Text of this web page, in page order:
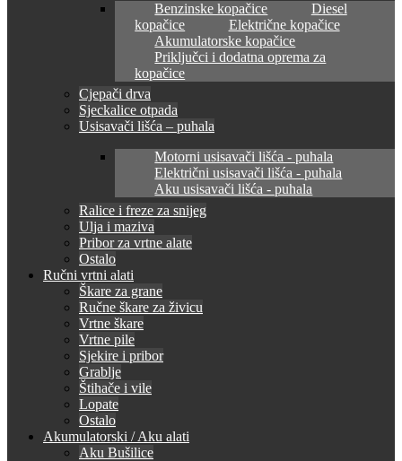
Benzinske kopačice
Diesel
kopačice
Električne kopačice
Akumulatorske kopačice
Priključci i dodatna oprema za
kopačice
Cjepači drva
Sjeckalice otpada
Usisavači lišća – puhala
Motorni usisavači lišća - puhala
Električni usisavači lišća - puhala
Aku usisavači lišća - puhala
Ralice i freze za snijeg
Ulja i maziva
Pribor za vrtne alate
Ostalo
Ručni vrtni alati
Škare za grane
Ručne škare za živicu
Vrtne škare
Vrtne pile
Sjekire i pribor
Grablje
Štihače i vile
Lopate
Ostalo
Akumulatorski / Aku alati
Aku Bušilice